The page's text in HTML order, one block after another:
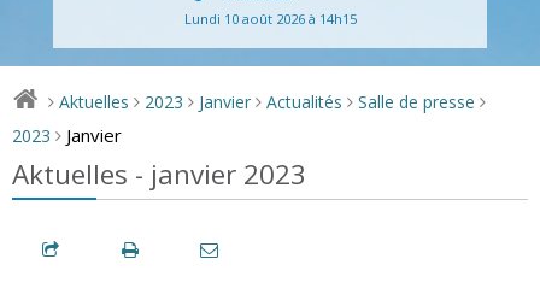
Lundi 10 août 2026 à 14h15
> Aktuelles > 2023 > Janvier > Actualités > Salle de presse >
2023 > Janvier
Aktuelles - janvier 2023